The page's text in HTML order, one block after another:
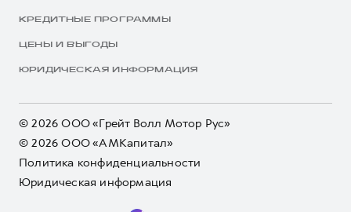
КРЕДИТНЫЕ ПРОГРАММЫ
ЦЕНЫ И ВЫГОДЫ
ЮРИДИЧЕСКАЯ ИНФОРМАЦИЯ
© 2026 ООО «Грейт Волл Мотор Рус»
© 2026 ООО «АМКапитал»
Политика конфиденциальности
Юридическая информация